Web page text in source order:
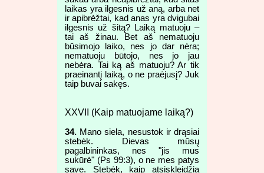
laikas yra ilgesnis už aną, arba net
ir apibrėžtai, kad anas yra dvigubai
ilgesnis už šitą? Laiką matuoju –
tai aš žinau. Bet aš nematuoju
būsimojo laiko, nes jo dar nėra;
nematuoju būtojo, nes jo jau
nebėra. Tai ką aš matuoju? Ar tik
praeinantį laiką, o ne praėjusį? Juk
taip buvai sakęs.
XXVII (Kaip matuojame laiką?)
34. Mano siela, nesustok ir drąsiai
stebėk. Dievas mūsų
pagalbininkas, nes "jis mus
sukūrė" (Ps 99:3), o ne mes patys
save. Stebėk, kaip atsiskleidžia